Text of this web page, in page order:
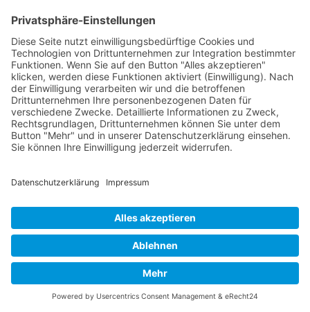
Weiterbildung!
✓ Für eine Person
Passgenaue Inhalte auf den einzelnen
Teilnehmer zugeschnitten
Ein sehr effektives Format, das schnell
Ergebnisse bringt
Individuelle Training und Coaching